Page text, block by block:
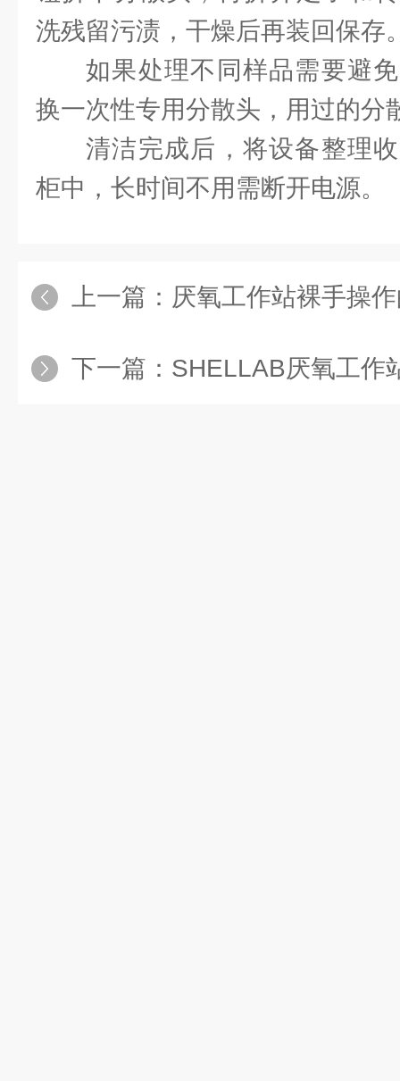
洗残留污渍，干燥后再装回保存
如果处理不同样品需要避
换一次性专用分散头，用过的分
清洁完成后，将设备整理
柜中，长时间不用需断开电源。
上一篇： 厌氧工作站裸手操
下一篇： SHELLAB厌氧工作